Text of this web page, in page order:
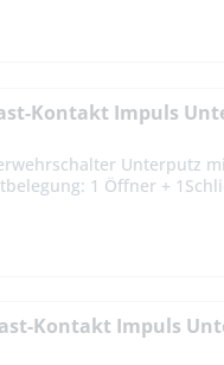
Kontakt Impuls
Unterputz
1 Öffner +
Kontakt Impuls